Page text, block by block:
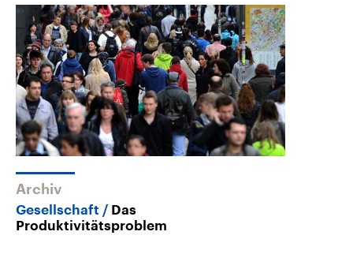
Archiv
Gesellschaft
Das
Produktivitätsproblem